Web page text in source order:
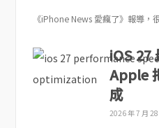
《iPhone News 愛瘋了》報導，
iOS 27
Apple
成
2026 年 7 月 28